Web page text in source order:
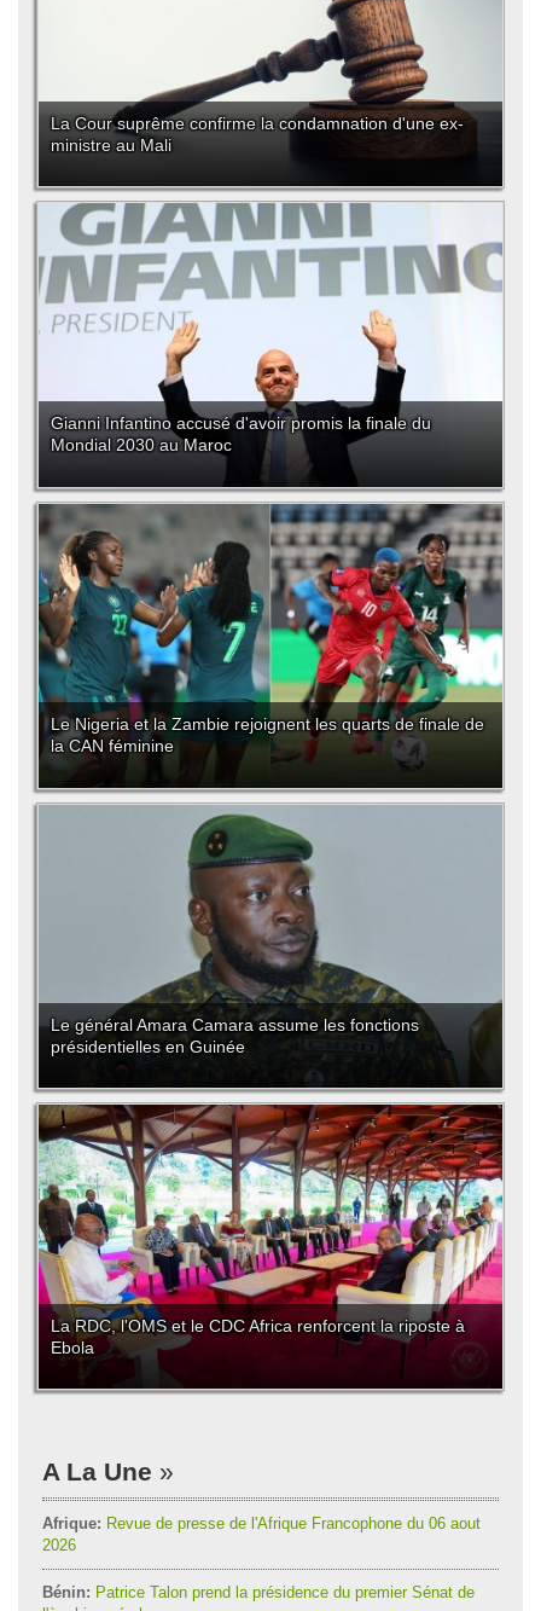
La Cour suprême confirme la condamnation d'une ex-
ministre au Mali
Gianni Infantino accusé d'avoir promis la finale du
Mondial 2030 au Maroc
Le Nigeria et la Zambie rejoignent les quarts de finale de
la CAN féminine
Le général Amara Camara assume les fonctions
présidentielles en Guinée
La RDC, l'OMS et le CDC Africa renforcent la riposte à
Ebola
A La Une
Afrique: Revue de presse de l'Afrique Francophone du 06 aout
2026
Bénin: Patrice Talon prend la présidence du premier Sénat de